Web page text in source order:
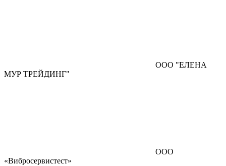
ООО "ЕЛЕНА
МУР ТРЕЙДИНГ"
ООО
«Вибросервистест»